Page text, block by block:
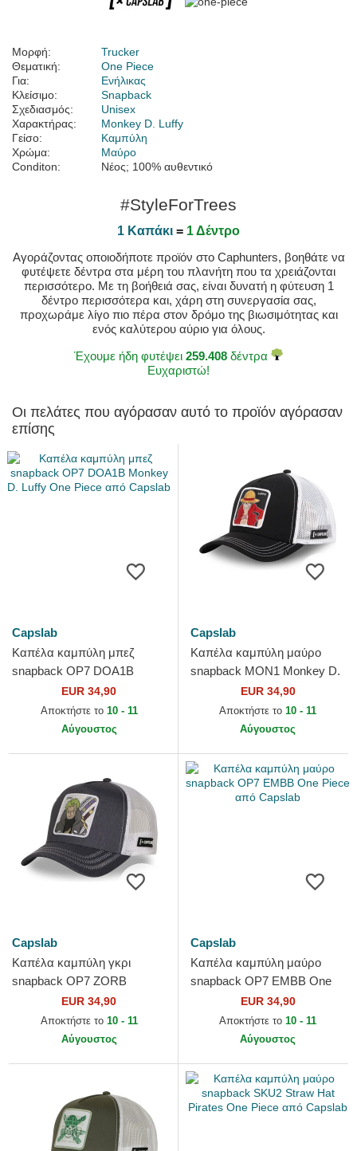
Μορφή:
Trucker
Θεματική:
One Piece
Για:
Ενήλικας
Κλείσιμο:
Snapback
Σχεδιασμός:
Unisex
Χαρακτήρας:
Monkey D. Luffy
Γείσο:
Καμπύλη
Χρώμα:
Μαύρο
Conditon:
Νέος; 100% αυθεντικό
#StyleForTrees
1 Καπάκι = 1 Δέντρο
Αγοράζοντας οποιοδήποτε προϊόν στο Caphunters, βοηθάτε να
φυτέψετε δέντρα στα μέρη του πλανήτη που τα χρειάζονται
περισσότερο. Με τη βοήθειά σας, είναι δυνατή η φύτευση 1
δέντρο περισσότερα και, χάρη στη συνεργασία σας,
προχωράμε λίγο πιο πέρα στον δρόμο της βιωσιμότητας και
ενός καλύτερου αύριο για όλους.
Έχουμε ήδη φυτέψει 259.408 δέντρα
Ευχαριστώ!
Οι πελάτες που αγόρασαν αυτό το προϊόν αγόρασαν
επίσης
Capslab
Καπέλα καμπύλη μπεζ
snapback OP7 DOA1B
Monkey D. Luffy One Piece
από Capslab
EUR 34,90
Αποκτήστε το 10 - 11
Αύγουστος
Capslab
Καπέλα καμπύλη μαύρο
snapback MON1 Monkey D.
Luffy One Piece από Capslab
EUR 34,90
Αποκτήστε το 10 - 11
Αύγουστος
Capslab
Καπέλα καμπύλη γκρι
snapback OP7 ZORB
Ρορονόα Ζόρο One Piece
από Capslab
EUR 34,90
Αποκτήστε το 10 - 11
Αύγουστος
Capslab
Καπέλα καμπύλη μαύρο
snapback OP7 EMBB One
Piece από Capslab
EUR 34,90
Αποκτήστε το 10 - 11
Αύγουστος